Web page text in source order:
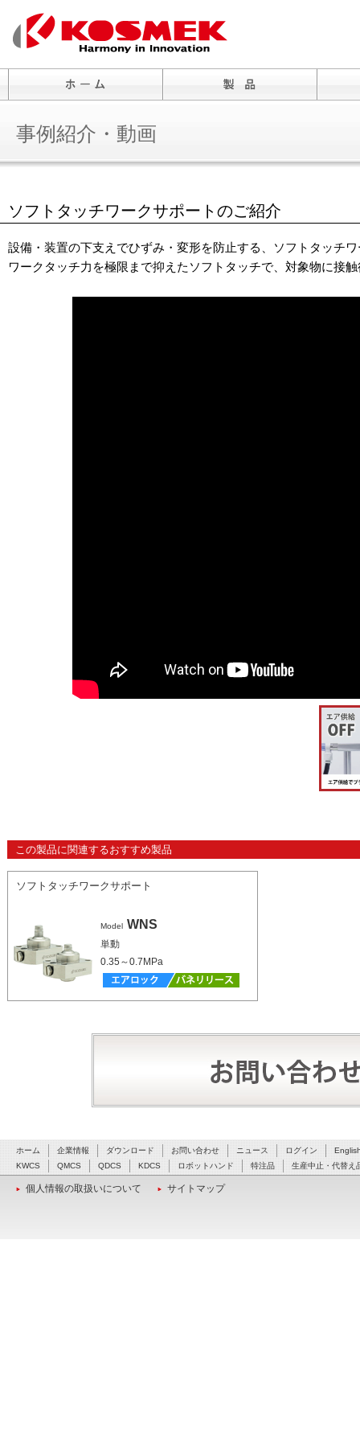
事例紹介・動画
ソフトタッチワークサポートのご紹介
設備・装置の下支えでひずみ・変形を防止する、ソフトタッチ
ワークタッチ力を極限まで抑えたソフトタッチで、対象物に接
この製品に関連するおすすめ製品
ソフトタッチワークサポート
Model WNS
単動
0.35～0.7MPa
ホーム 企業情報 ダウンロード お問い合わせ ニュース ログイン
KWCS
QMCS QDCS KDCS ロボットハンド 特注品 生産中止・代替え
個人情報の取扱いについて サイトマップ